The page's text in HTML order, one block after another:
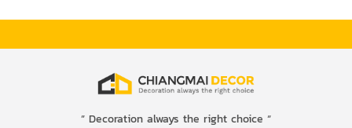
” Decoration always the right choice “